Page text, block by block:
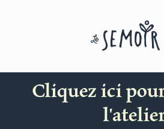
Cliquez ici